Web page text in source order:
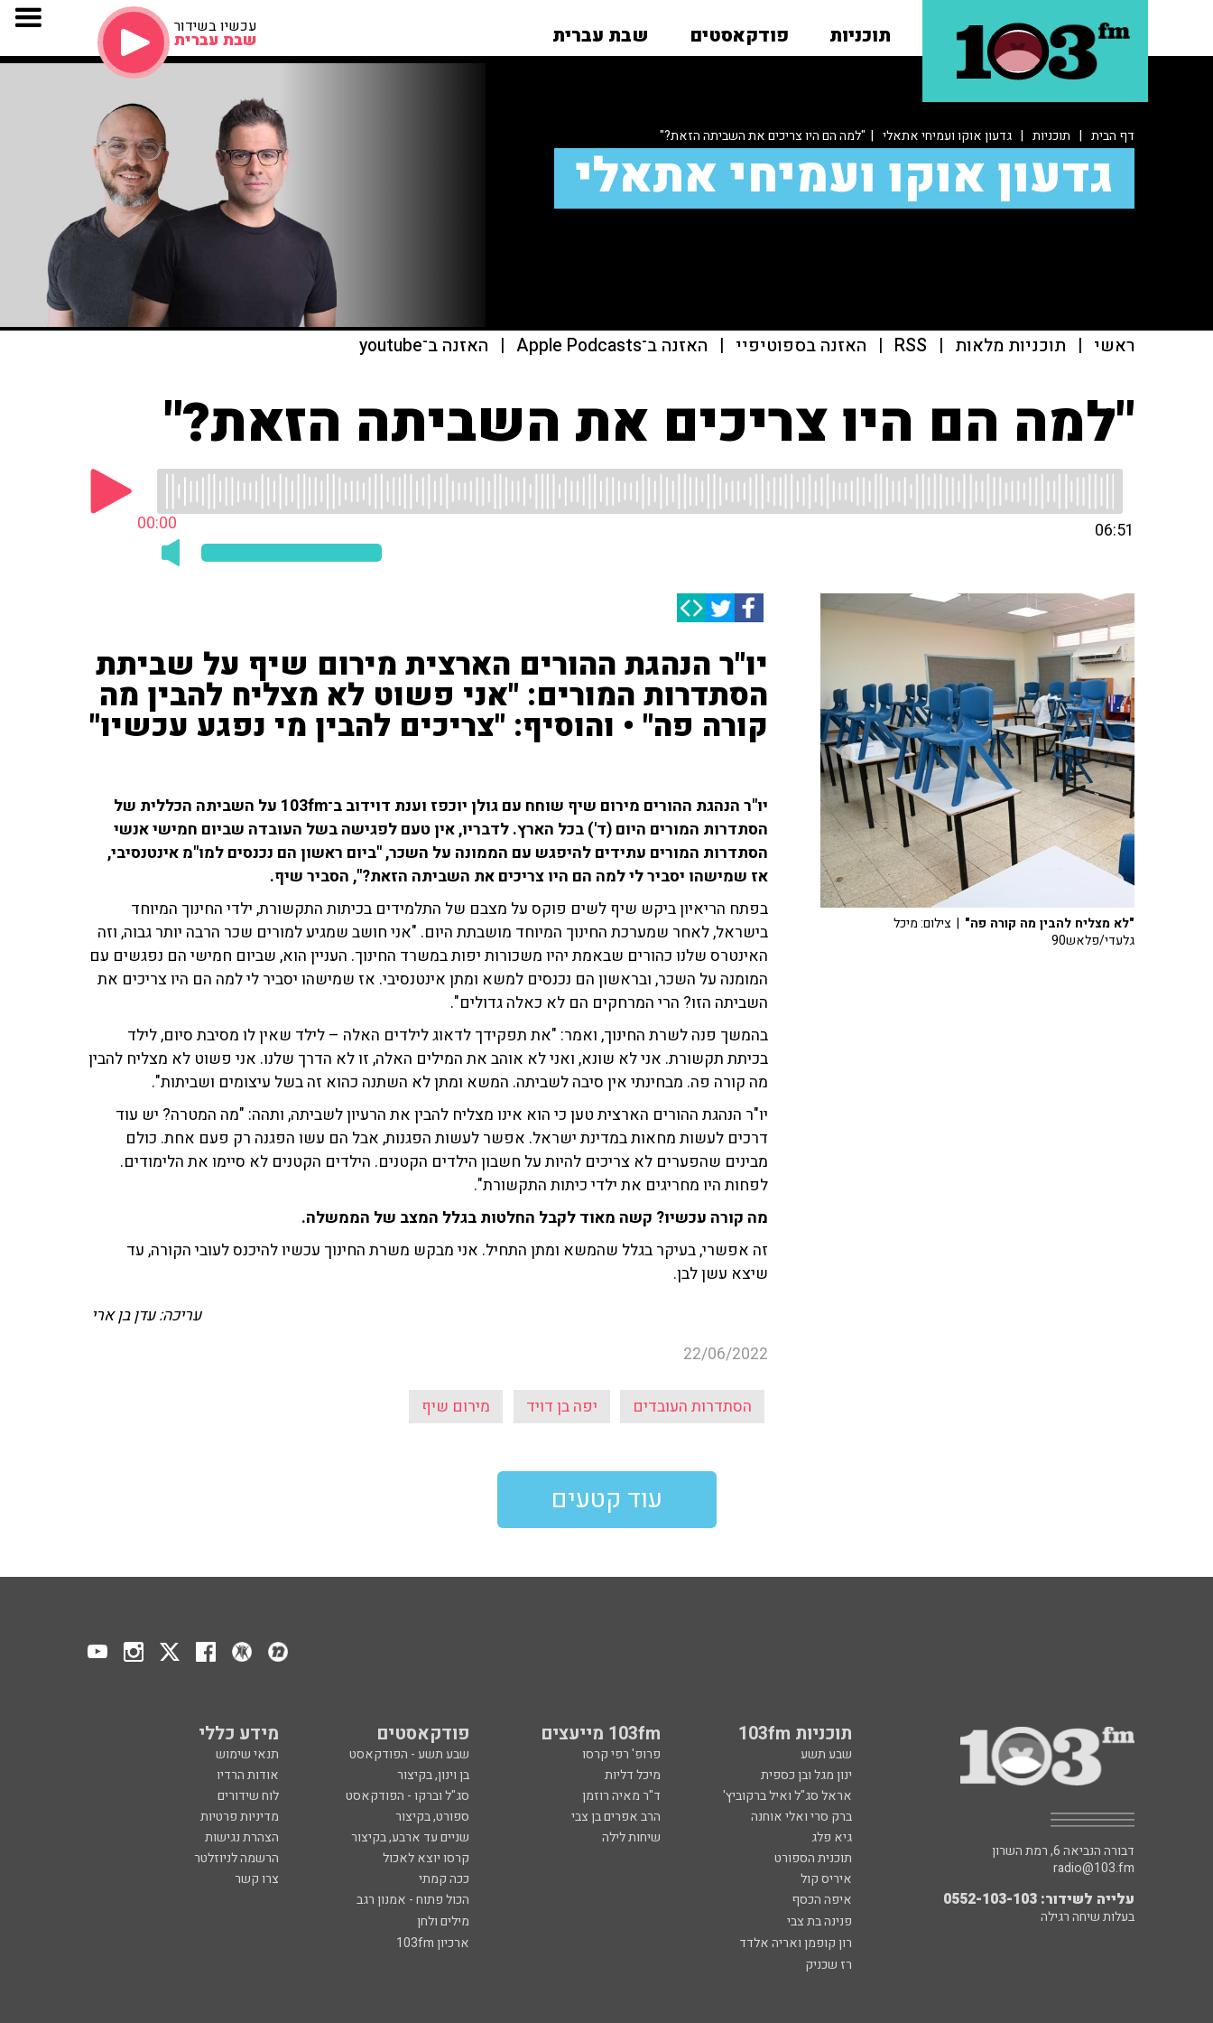
תוכניות פודקאסטים שבת עברית עכשיו בשידור
שבת עברית
דף הבית | תוכניות | גדעון אוקו ועמיחי אתאלי | "למה הם היו צריכים את השביתה הזאת?"
גדעון אוקו ועמיחי אתאלי
ראשי | תוכניות מלאות |
RSS
| האזנה בספוטיפיי | האזנה ב־Apple Podcasts | האזנה ב־youtube
"למה הם היו צריכים את השביתה הזאת?"
00:00 06:51
יו"ר הנהגת ההורים הארצית מירום שיף על שביתת
הסתדרות המורים: "אני פשוט לא מצליח להבין מה
קורה פה" • והוסיף: "צריכים להבין מי נפגע עכשיו"
יו"ר הנהגת ההורים מירום שיף שוחח עם גולן יוכפז וענת דוידוב ב־103fm על השביתה הכללית של
הסתדרות המורים היום (ד') בכל הארץ. לדבריו, אין טעם לפגישה בשל העובדה שביום חמישי אנשי
הסתדרות המורים עתידים להיפגש עם הממונה על השכר, "ביום ראשון הם נכנסים למו"מ אינטנסיבי,
אז שמישהו יסביר לי למה הם היו צריכים את השביתה הזאת?", הסביר שיף.
בפתח הריאיון ביקש שיף לשים פוקס על מצבם של התלמידים בכיתות התקשורת, ילדי החינוך המיוחד
בישראל, לאחר שמערכת החינוך המיוחד מושבתת היום. "אני חושב שמגיע למורים שכר הרבה יותר גבוה, וזה
האינטרס שלנו כהורים שבאמת יהיו משכורות יפות במשרד החינוך. העניין הוא, שביום חמישי הם נפגשים עם
המומנה על השכר, ובראשון הם נכנסים למשא ומתן אינטנסיבי. אז שמישהו יסביר לי למה הם היו צריכים את
השביתה הזו? הרי המרחקים הם לא כאלה גדולים".
בהמשך פנה לשרת החינוך, ואמר: "את תפקידך לדאוג לילדים האלה – לילד שאין לו מסיבת סיום, לילד
בכיתת תקשורת. אני לא שונא, ואני לא אוהב את המילים האלה, זו לא הדרך שלנו. אני פשוט לא מצליח להבין
מה קורה פה. מבחינתי אין סיבה לשביתה. המשא ומתן לא השתנה כהוא זה בשל עיצומים ושביתות".
יו"ר הנהגת ההורים הארצית טען כי הוא אינו מצליח להבין את הרעיון לשביתה, ותהה: "מה המטרה? יש עוד
דרכים לעשות מחאות במדינת ישראל. אפשר לעשות הפגנות, אבל הם עשו הפגנה רק פעם אחת. כולם
מבינים שהפערים לא צריכים להיות על חשבון הילדים הקטנים. הילדים הקטנים לא סיימו את הלימודים.
לפחות היו מחריגים את ילדי כיתות התקשורת".
מה קורה עכשיו? קשה מאוד לקבל החלטות בגלל המצב של הממשלה.
זה אפשרי, בעיקר בגלל שהמשא ומתן התחיל. אני מבקש משרת החינוך עכשיו להיכנס לעובי הקורה, עד
שיצא עשן לבן.
עריכה: עדן בן ארי
22/06/2022
הסתדרות העובדים יפה בן דויד מירום שיף
"לא מצליח להבין מה קורה פה" | צילום: מיכל
גלעדי/פלאש90
עוד קטעים
תוכניות 103fm 103fm מייעצים פודקאסטים מידע כללי
שבע תשע פרופ' רפי קרסו שבע תשע - הפודקאסט
תנאי שימוש
ינון מגל ובן כספית
מיכל דליות בן וינון, בקיצור
אודות הרדיו
אראל סג"ל ואיל ברקוביץ'
ד"ר מאיה רוזמן סג"ל וברקו - הפודקאסט
לוח שידורים
ברק סרי ואלי אוחנה
הרב אפרים בן צבי ספורט, בקיצור
מדיניות פרטיות
גיא פלג
שיחות לילה שניים עד ארבע, בקיצור
הצהרת נגישות
תוכנית הספורט
קרסו יוצא לאכול
הרשמה לניוזלטר
איריס קול
ככה קמתי
צרו קשר
איפה הכסף
הכול פתוח - אמנון רגב
פנינה בת צבי
מילים ולחן
רון קופמן ואריה אלדד
ארכיון 103fm
רז שכניק
דבורה הנביאה 6, רמת השרון
radio@103.fm
עלייה לשידור: 0552-103-103
בעלות שיחה רגילה